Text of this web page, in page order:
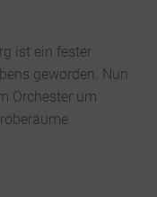
ist ein fester
geworden. Nun
Orchester um